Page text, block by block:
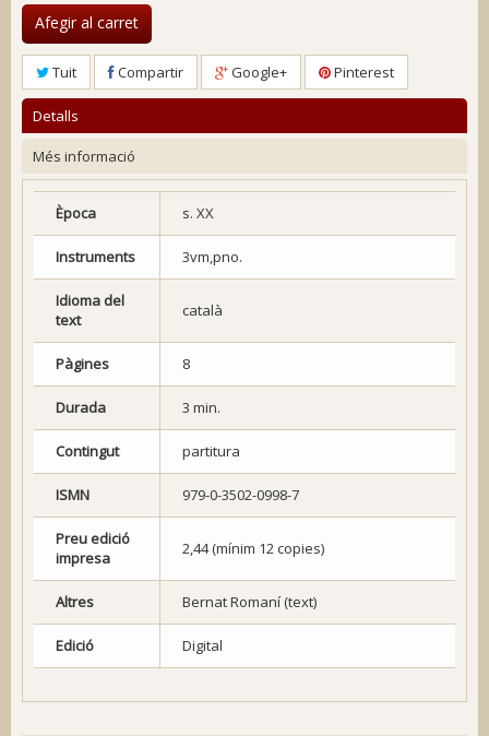
Afegir al carret
Tuit Compartir Google+ Pinterest
Detalls
Més informació
Època s. XX
Instruments 3vm,pno.
Idioma del
text
català
Pàgines 8
Durada 3 min.
Contingut partitura
ISMN 979-0-3502-0998-7
Preu edició
impresa
2,44 (mínim 12 copies)
Altres Bernat Romaní (text)
Edició Digital